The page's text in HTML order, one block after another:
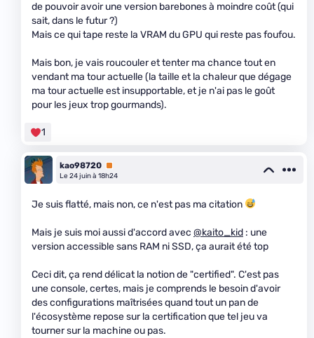
de pouvoir avoir une version barebones à moindre coût (qui
sait, dans le futur ?)
Mais ce qui tape reste la VRAM du GPU qui reste pas foufou.
Mais bon, je vais roucouler et tenter ma chance tout en
vendant ma tour actuelle (la taille et la chaleur que dégage
ma tour actuelle est insupportable, et je n'ai pas le goût
pour les jeux trop gourmands).
1
kao98720 Premium
Le 24 juin à 18h24
Je suis flatté, mais non, ce n'est pas ma citation
Mais je suis moi aussi d'accord avec @kaito_kid : une
version accessible sans RAM ni SSD, ça aurait été top
Ceci dit, ça rend délicat la notion de "certified". C'est pas
une console, certes, mais je comprends le besoin d'avoir
des configurations maîtrisées quand tout un pan de
l'écosystème repose sur la certification que tel jeu va
tourner sur la machine ou pas.